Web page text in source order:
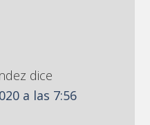
dice
a las 7:56